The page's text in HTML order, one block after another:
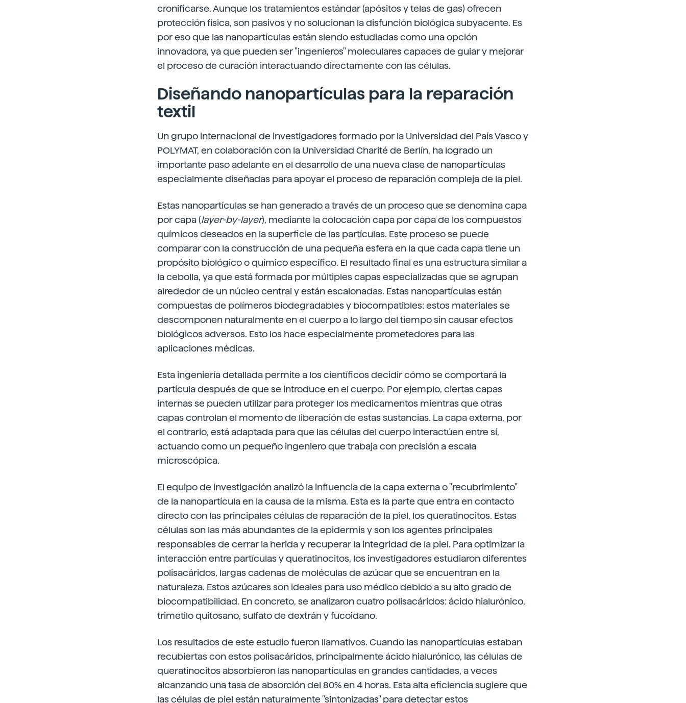
cronificarse. Aunque los tratamientos estándar (apósitos y telas de gas) ofrecen
protección física, son pasivos y no solucionan la disfunción biológica subyacente. Es
por eso que las nanopartículas están siendo estudiadas como una opción
innovadora, ya que pueden ser "ingenieros" moleculares capaces de guiar y mejorar
el proceso de curación interactuando directamente con las células.
Diseñando nanopartículas para la reparación
textil
Un grupo internacional de investigadores formado por la Universidad del País Vasco y
POLYMAT, en colaboración con la Universidad Charité de Berlín, ha logrado un
importante paso adelante en el desarrollo de una nueva clase de nanopartículas
especialmente diseñadas para apoyar el proceso de reparación compleja de la piel.
Estas nanopartículas se han generado a través de un proceso que se denomina capa
por capa (layer-by-layer), mediante la colocación capa por capa de los compuestos
químicos deseados en la superficie de las partículas. Este proceso se puede
comparar con la construcción de una pequeña esfera en la que cada capa tiene un
propósito biológico o químico específico. El resultado final es una estructura similar a
la cebolla, ya que está formada por múltiples capas especializadas que se agrupan
alrededor de un núcleo central y están escalonadas. Estas nanopartículas están
compuestas de polímeros biodegradables y biocompatibles: estos materiales se
descomponen naturalmente en el cuerpo a lo largo del tiempo sin causar efectos
biológicos adversos. Esto los hace especialmente prometedores para las
aplicaciones médicas.
Esta ingeniería detallada permite a los científicos decidir cómo se comportará la
partícula después de que se introduce en el cuerpo. Por ejemplo, ciertas capas
internas se pueden utilizar para proteger los medicamentos mientras que otras
capas controlan el momento de liberación de estas sustancias. La capa externa, por
el contrario, está adaptada para que las células del cuerpo interactúen entre sí,
actuando como un pequeño ingeniero que trabaja con precisión a escala
microscópica.
El equipo de investigación analizó la influencia de la capa externa o "recubrimiento"
de la nanopartícula en la causa de la misma. Esta es la parte que entra en contacto
directo con las principales células de reparación de la piel, los queratinocitos. Estas
células son las más abundantes de la epidermis y son los agentes principales
responsables de cerrar la herida y recuperar la integridad de la piel. Para optimizar la
interacción entre partículas y queratinocitos, los investigadores estudiaron diferentes
polisacáridos, largas cadenas de moléculas de azúcar que se encuentran en la
naturaleza. Estos azúcares son ideales para uso médico debido a su alto grado de
biocompatibilidad. En concreto, se analizaron cuatro polisacáridos: ácido hialurónico,
trimetilo quitosano, sulfato de dextrán y fucoidano.
Los resultados de este estudio fueron llamativos. Cuando las nanopartículas estaban
recubiertas con estos polisacáridos, principalmente ácido hialurónico, las células de
queratinocitos absorbieron las nanopartículas en grandes cantidades, a veces
alcanzando una tasa de absorción del 80% en 4 horas. Esta alta eficiencia sugiere que
las células de piel están naturalmente "sintonizadas" para detectar estos